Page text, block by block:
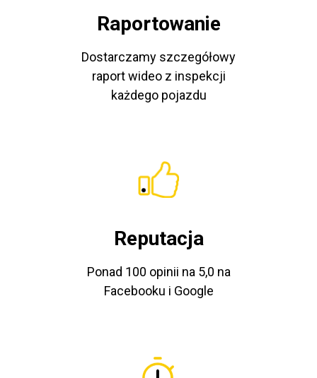
Raportowanie
Dostarczamy szczegółowy
raport wideo z inspekcji
każdego pojazdu
Reputacja
Ponad 100 opinii na 5,0 na
Facebooku i Google